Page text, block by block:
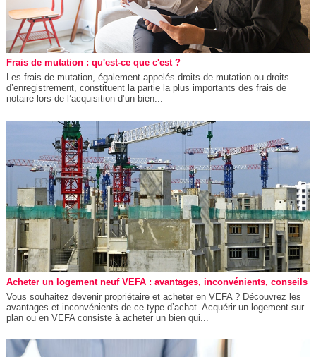
Frais de mutation : qu'est-ce que c'est ?
Les frais de mutation, également appelés droits de mutation ou droits
d’enregistrement, constituent la partie la plus importants des frais de
notaire lors de l’acquisition d’un bien...
Acheter un logement neuf VEFA : avantages, inconvénients, conseils
Vous souhaitez devenir propriétaire et acheter en VEFA ? Découvrez les
avantages et inconvénients de ce type d’achat. Acquérir un logement sur
plan ou en VEFA consiste à acheter un bien qui...